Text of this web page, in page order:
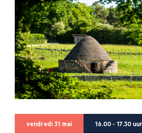
vendredi 31 mai 16.00 - 17.30 uur